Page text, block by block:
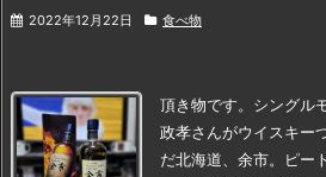
2022年12月22日 食べ物
頂き物です。 シングル
政孝さんがウイスキー
だ北海道、余市。
ピー